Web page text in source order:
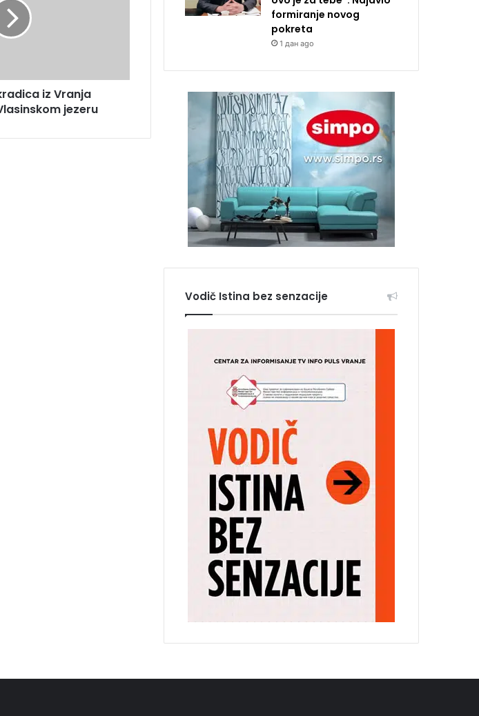
iz Vranja
jezeru
formiranje novog
pokreta
1 дан ago
Vodič Istina bez senzacije